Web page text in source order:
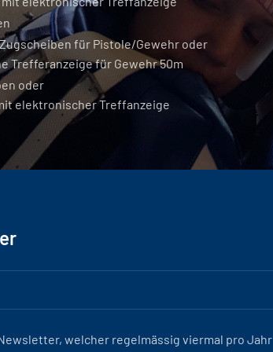
Zugscheiben für Pistole/Gewehr oder
Trefferanzeige für Gewehr 50m
oder
elektronischer Treffanzeige
welcher regelmässig viermal pro Jahr